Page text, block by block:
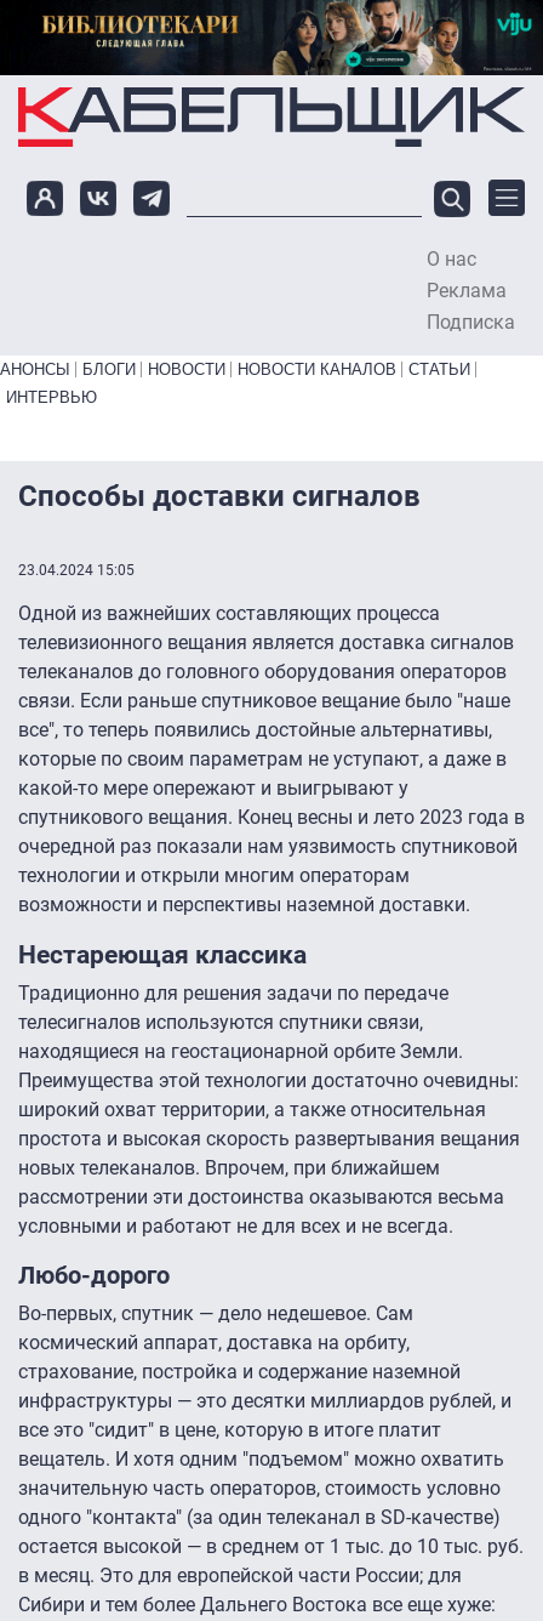
Перейти к основному содержанию
О нас
Реклама
Подписка
Primary links bottom
АНОНСЫ БЛОГИ НОВОСТИ НОВОСТИ КАНАЛОВ
СТАТЬИ
ИНТЕРВЬЮ
Способы доставки сигналов
23.04.2024 15:05
Одной из важнейших составляющих процесса
телевизионного вещания является доставка сигналов
телеканалов до головного оборудования операторов
связи. Если раньше спутниковое вещание было "наше
все", то теперь появились достойные альтернативы,
которые по своим параметрам не уступают, а даже в
какой-то мере опережают и выигрывают у
спутникового вещания. Конец весны и лето 2023 года в
очередной раз показали нам уязвимость спутниковой
технологии и открыли многим операторам
возможности и перспективы наземной доставки.
Нестареющая классика
Традиционно для решения задачи по передаче
телесигналов используются спутники связи,
находящиеся на геостационарной орбите Земли.
Преимущества этой технологии достаточно очевидны:
широкий охват территории, а также относительная
простота и высокая скорость развертывания вещания
новых телеканалов. Впрочем, при ближайшем
рассмотрении эти достоинства оказываются весьма
условными и работают не для всех и не всегда.
Любо-дорого
Во-первых, спутник — дело недешевое. Сам
космический аппарат, доставка на орбиту,
страхование, постройка и содержание наземной
инфраструктуры — это десятки миллиардов рублей, и
все это "сидит" в цене, которую в итоге платит
вещатель. И хотя одним "подъемом" можно охватить
значительную часть операторов, стоимость условно
одного "контакта" (за один телеканал в SD-качестве)
остается высокой — в среднем от 1 тыс. до 10 тыс. руб.
в месяц. Это для европейской части России; для
Сибири и тем более Дальнего Востока все еще хуже: